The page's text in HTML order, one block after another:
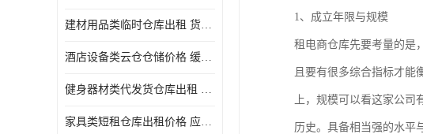
建材用品类临时仓库出租 货物装卸方便 仓储供应链配套
酒店设备类云仓仓储价格 缓解企业储存压力 智能电商配套
健身器材类代发货仓库出租 租期灵活 新媒体平台配套
家具类短租仓库出租价格 应用广泛 智能电商配套
1、成立年限与规模
租电商仓库先要考量的是
且要有很多综合指标才能
上，规模可以看这家公
历史。具备相当强的水平